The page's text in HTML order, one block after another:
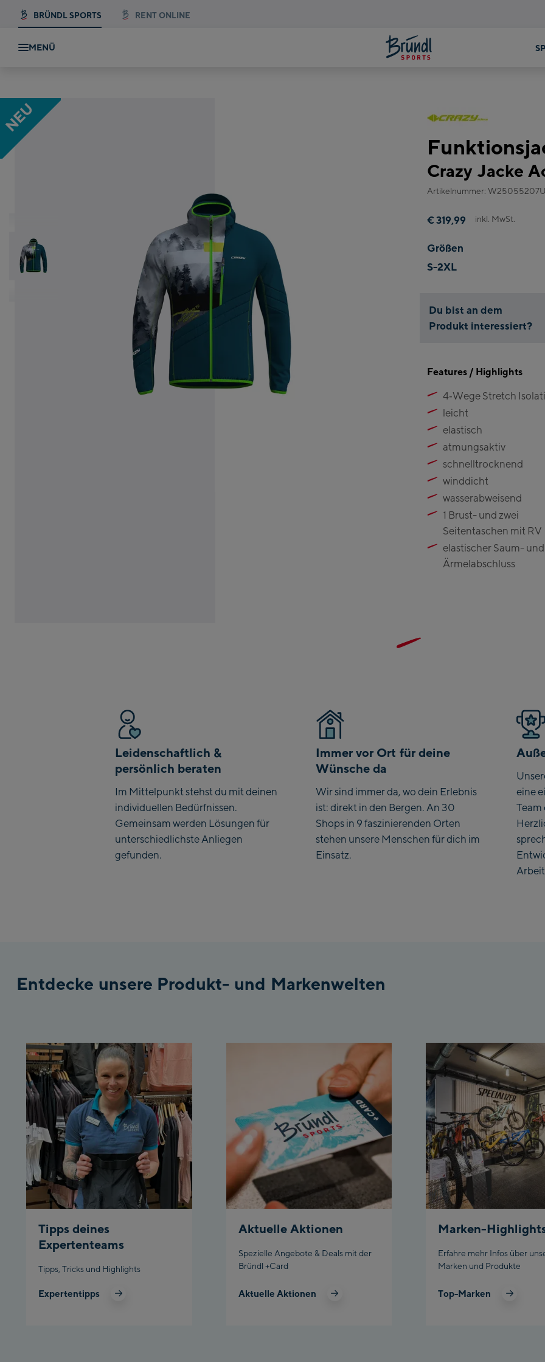
BRÜNDL SPORTS RENT ONLINE
MENÜ
NEU
Crazy Jacke
Artikelnummer:
€ 319,99 inkl. MwSt.
Größen
S-2XL
Du bist an dem
Produkt interessiert?
Features / Highlights
4‑Wege Stretch
leicht
elastisch
atmungsaktiv
schnelltrocknend
winddicht
wasserabweisend
1 Brust- und zwei
Seitentaschen mit RV
elastischer Saum- und
Ärmelabschluss
Leidenschaftlich &
persönlich beraten
Im Mittelpunkt stehst du mit deinen
individuellen Bedürfnissen.
Gemeinsam werden Lösungen für
unterschiedlichste Anliegen
gefunden.
Immer vor Ort für deine
Wünsche da
Wir sind immer da, wo dein Erlebnis
ist: direkt in den Bergen. An 30
Shops in 9 faszinierenden Orten
stehen unsere Menschen für dich im
Einsatz.
eine
Entdecke unsere Produkt- und Markenwelten
Tipps deines
Expertenteams
Tipps, Tricks und Highlights
Expertentipps
Aktuelle Aktionen
Spezielle Angebote & Deals mit der
Bründl +Card
Aktuelle Aktionen
Marken-
Erfahre mehr Infos über
Marken und Produkte
Top-Marken